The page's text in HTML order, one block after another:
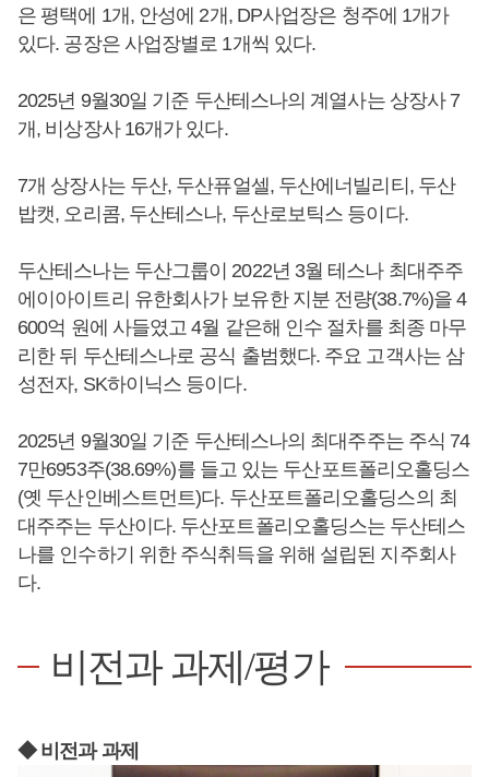
은 평택에 1개, 안성에 2개, DP사업장은 청주에 1개가
있다. 공장은 사업장별로 1개씩 있다.
2025년 9월30일 기준 두산테스나의 계열사는 상장사 7
개, 비상장사 16개가 있다.
7개 상장사는 두산, 두산퓨얼셀, 두산에너빌리티, 두산
밥캣, 오리콤, 두산테스나, 두산로보틱스 등이다.
두산테스나는 두산그룹이 2022년 3월 테스나 최대주주
에이아이트리 유한회사가 보유한 지분 전량(38.7%)을 4
600억 원에 사들였고 4월 같은해 인수 절차를 최종 마무
리한 뒤 두산테스나로 공식 출범했다. 주요 고객사는 삼
성전자, SK하이닉스 등이다.
2025년 9월30일 기준 두산테스나의 최대주주는 주식 74
7만6953주(38.69%)를 들고 있는 두산포트폴리오홀딩스
(옛 두산인베스트먼트)다. 두산포트폴리오홀딩스의 최
대주주는 두산이다. 두산포트폴리오홀딩스는 두산테스
나를 인수하기 위한 주식취득을 위해 설립된 지주회사
다.
비전과 과제/평가
◆ 비전과 과제